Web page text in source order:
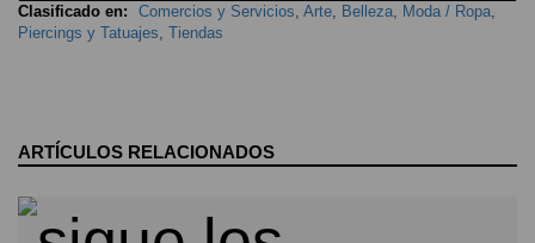
Clasificado en:
Comercios y Servicios Arte Belleza Moda / Ropa
Piercings y Tatuajes Tiendas
ARTÍCULOS RELACIONADOS